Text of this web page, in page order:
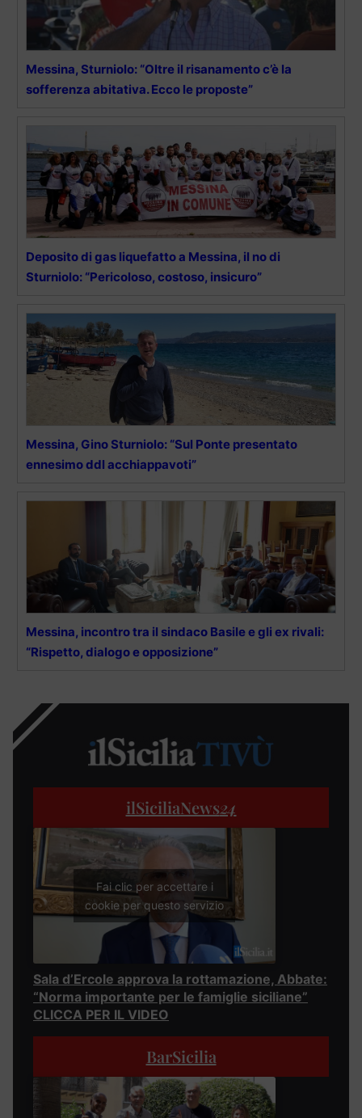
Messina, Sturniolo: “Oltre il risanamento c’è la
sofferenza abitativa. Ecco le proposte”
Deposito di gas liquefatto a Messina, il no di
Sturniolo: “Pericoloso, costoso, insicuro”
Messina, Gino Sturniolo: “Sul Ponte presentato
ennesimo ddl acchiappavoti”
Messina, incontro tra il sindaco Basile e gli ex rivali:
“Rispetto, dialogo e opposizione”
ilSiciliaNews24
Fai clic per accettare i
cookie per questo servizio
Sala d’Ercole approva la rottamazione, Abbate:
“Norma importante per le famiglie siciliane”
CLICCA PER IL VIDEO
BarSicilia